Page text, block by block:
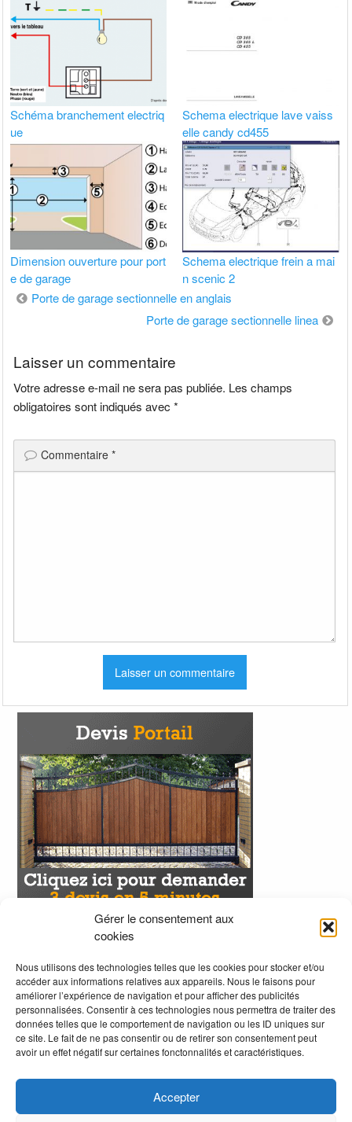
Gérer le consentement aux
cookies
Nous utilisons des technologies telles que les cookies pour stocker et/ou
accéder aux informations relatives aux appareils. Nous le faisons pour
améliorer l’expérience de navigation et pour afficher des publicités
personnalisées. Consentir à ces technologies nous permettra de traiter des
données telles que le comportement de navigation ou les ID uniques sur
ce site. Le fait de ne pas consentir ou de retirer son consentement peut
avoir un effet négatif sur certaines fonctonnalités et caractéristiques.
Accepter
Schéma branchement electriq
ue
Schema electrique lave vaiss
elle candy cd455
Dimension ouverture pour port
e de garage
Schema electrique frein a mai
n scenic 2
Navigation
Porte de garage sectionnelle en anglais
Porte de garage sectionnelle linea
Laisser un commentaire
Votre adresse e-mail ne sera pas publiée. Les champs
obligatoires sont indiqués avec*
Commentaire*